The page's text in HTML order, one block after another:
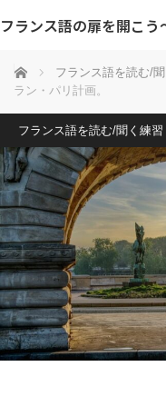
フランス語の扉を開こう
ホーム フランス語を読む/
ラン・パリ計画。
フランス語を読む/聞く練習